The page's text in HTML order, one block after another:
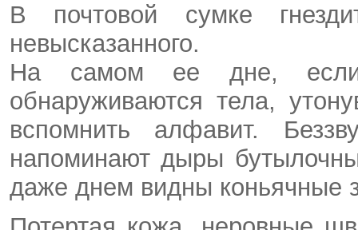
В почтовой сумке
невысказанного.
На самом ее дне, если
обнаруживаются тела,
вспомнить алфавит.
напоминают дыры
даже днем видны коньячные